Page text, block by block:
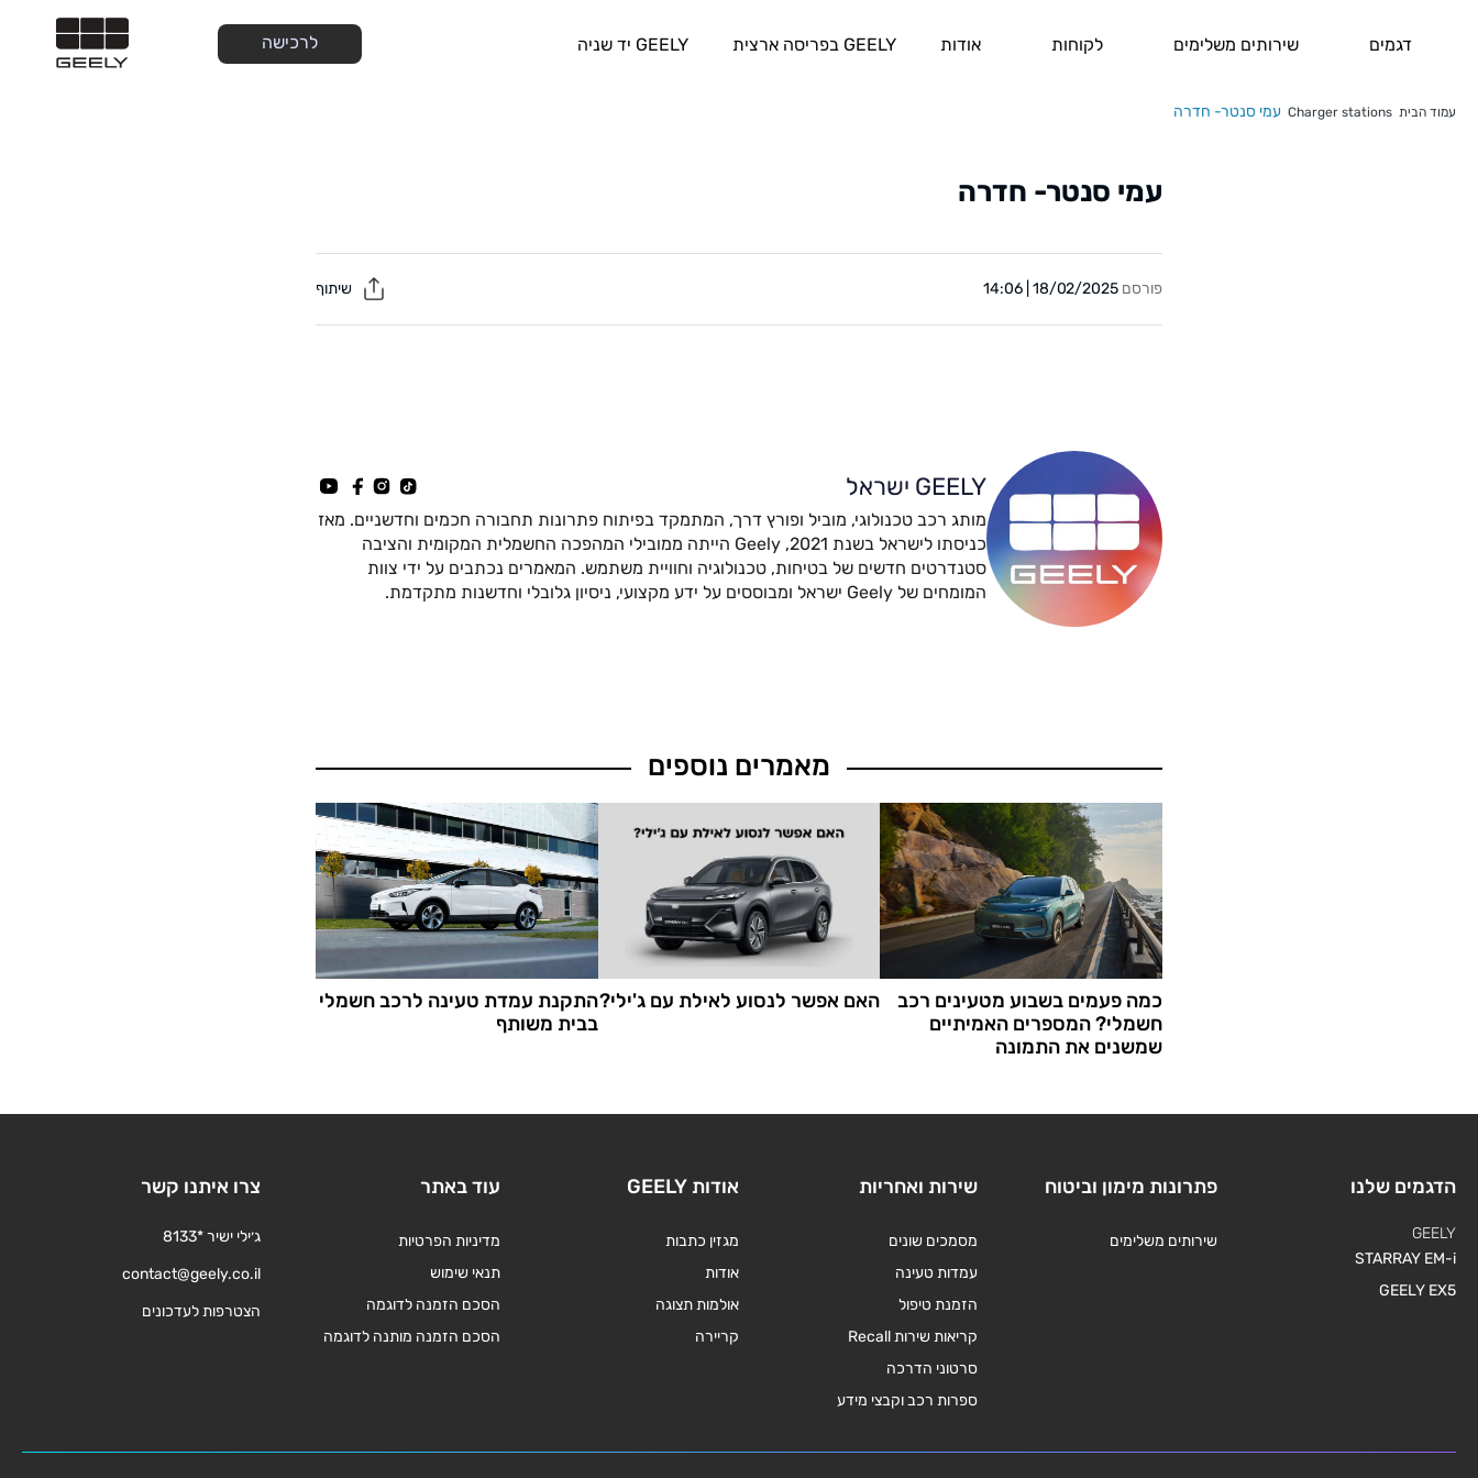
דגמים שירותים משלימים לקוחות אודות GEELY בפריסה ארצית GEELY יד שניה לרכישה
עמוד הבית Charger stations עמי סנטר- חדרה
עמי סנטר- חדרה
פורסם 18/02/2025 | 14:06
GEELY ישראל
מותג רכב טכנולוגי, מוביל ופורץ דרך, המתמקד בפיתוח פתרונות תחבורה חכמים וחדשניים. מאז
כניסתו לישראל בשנת 2021, Geely הייתה ממובילי המהפכה החשמלית המקומית והציבה
סטנדרטים חדשים של בטיחות, טכנולוגיה וחוויית משתמש. המאמרים נכתבים על ידי צוות
המומחים של Geely ישראל ומבוססים על ידע מקצועי, ניסיון גלובלי וחדשנות מתקדמת.
מאמרים נוספים
כמה פעמים בשבוע מטעינים רכב
חשמלי? המספרים האמיתיים
שמשנים את התמונה
האם אפשר לנסוע לאילת עם ג'ילי?התקנת עמדת טעינה לרכב חשמלי
בבית משותף
הדגמים שלנו
GEELY
STARRAY EM-i
GEELY EX5
פתרונות מימון וביטוח
שירותים משלימים
שירות ואחריות
מסמכים שונים
עמדות טעינה
הזמנת טיפול
קריאות שירות Recall
סרטוני הדרכה
ספרות רכב וקבצי מידע
אודות GEELY
מגזין כתבות
אודות
אולמות תצוגה
קריירה
עוד באתר
מדיניות הפרטיות
תנאי שימוש
הסכם הזמנה לדוגמה
הסכם הזמנה מותנה לדוגמה
צרו איתנו קשר
ג׳ילי ישיר *8133
contact@geely.co.il
הצטרפות לעדכונים